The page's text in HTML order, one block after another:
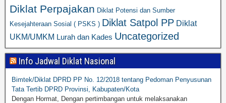
Diklat Perpajakan Diklat Potensi dan Sumber
Kesejahteraan Sosial ( PSKS ) Diklat Satpol PP Diklat
UKM/UMKM Lurah dan Kades Uncategorized
Info Jadwal Diklat Nasional
Bimtek/Diklat DPRD PP No. 12/2018 tentang Pedoman Penyusunan
Tata Tertib DPRD Provinsi, Kabupaten/Kota
Dengan Hormat, Dengan pertimbangan untuk melaksanakan